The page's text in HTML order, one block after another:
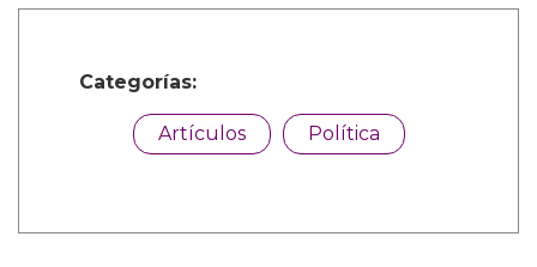
Categorías:
Artículos Política